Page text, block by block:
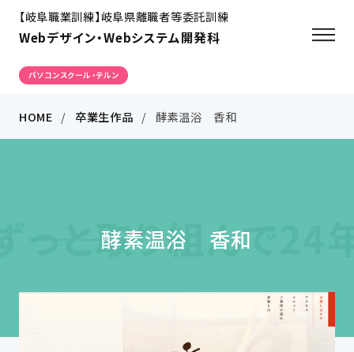
【岐阜職業訓練】岐阜県離職者等委託訓練
Webデザイン・Webシステム開発科
パソコンスクール・テルン
HOME 卒業生作品 酵素温浴 香和
取り組んで24年
酵素温浴 香和